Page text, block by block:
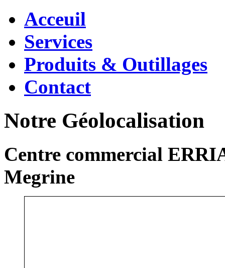
Acceuil
Services
Produits & Outillages
Contact
Notre Géolocalisation
Centre commercial
Megrine